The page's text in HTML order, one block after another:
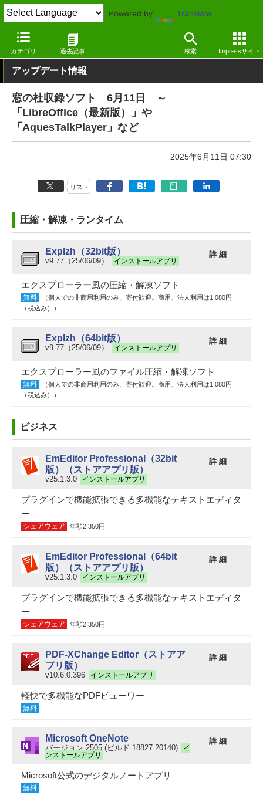
Powered by Translate
カテゴリ 過去記事 検索 Impressサイト
窓の杜 その他の話題 アップデート
アップデート情報
窓の杜収録ソフト 6月11日 ～
「LibreOffice（最新版）」や
「AquesTalkPlayer」など
2025年6月11日 07:30
リスト
圧縮・解凍・ランタイム
Explzh（32bit版）
v9.77（25/06/09） インストールアプリ
詳 細
エクスプローラー風の圧縮・解凍ソフト
無料
（個人での非商用利用のみ、寄付歓迎。商用、法人利用は1,080円
（税込み））
Explzh（64bit版）
v9.77（25/06/09） インストールアプリ
詳 細
エクスプローラー風のファイル圧縮・解凍ソフト
無料
（個人での非商用利用のみ、寄付歓迎。商用、法人利用は1,080円
（税込み））
ビジネス
EmEditor Professional（32bit
版）（ストアアプリ版）
v25.1.3.0 インストールアプリ
詳 細
プラグインで機能拡張できる多機能なテキストエディタ
ー
シェアウェア 年額2,350円
EmEditor Professional（64bit
版）（ストアアプリ版）
v25.1.3.0 インストールアプリ
詳 細
プラグインで機能拡張できる多機能なテキストエディタ
ー
シェアウェア 年額2,350円
PDF-XChange Editor（ストアア
プリ版）
v10.6.0.396 インストールアプリ
詳 細
軽快で多機能なPDFビューワー
無料
Microsoft OneNote
バージョン 2505 (ビルド 18827.20140)
イ
ンストールアプリ
詳 細
Microsoft公式のデジタルノートアプリ
無料